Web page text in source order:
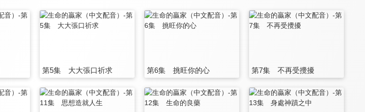
第5集 大大張口祈求 第6集 挑旺你的心 第7集 不再受攪擾